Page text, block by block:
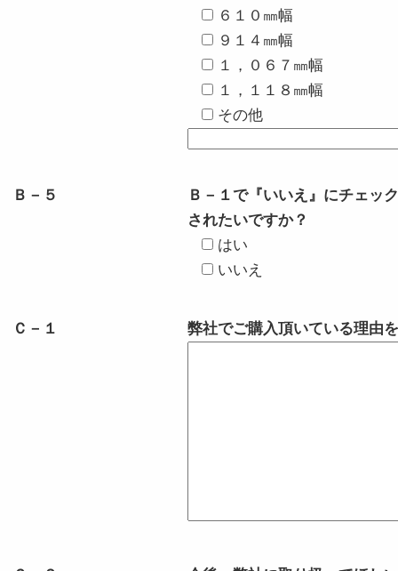
６１０㎜幅
９１４㎜幅
１，０６７㎜幅
１，１１８㎜幅
その他
Ｂ－５
Ｂ－１で『いいえ』にチェッ
されたいですか？
はい
いいえ
Ｃ－１ 弊社でご購入頂いている理由